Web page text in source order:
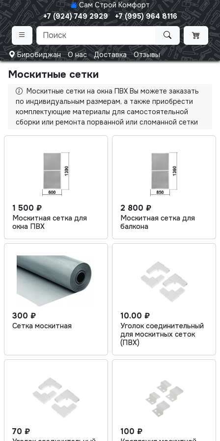
Сам Строй Комфорт
+7 (924) 749 2929
+7 (995) 964 8116
Биробиджан О нас Доставка Отзывы
Москитные сетки
Москитные сетки на окна ПВХ Вы можете заказать
по индивидуальным размерам, а также приобрести
комплектующие материалы для самостоятельной
сборки или ремонта порванной или сломанной сетки
1 500 ₽
Москитная сетка для
окна ПВХ
2 800 ₽
Москитная сетка для
балкона
300 ₽
Сетка москитная
10.00 ₽
Уголок соединительный
для москитных сеток
(ПВХ)
70 ₽ 100 ₽